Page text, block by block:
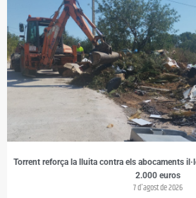
Torrent reforça la lluita contra els abocaments
2.000 euros
7 d'agost de 2026